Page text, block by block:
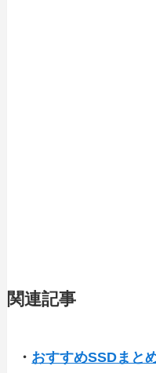
関連記事
・ おすすめSSDまと